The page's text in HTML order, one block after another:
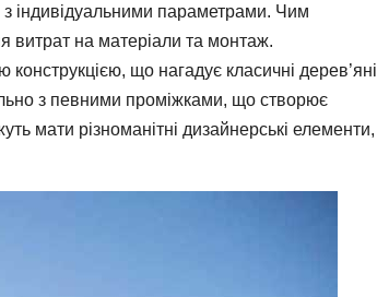
індивідуальними параметрами. Чим
витрат на матеріали та монтаж.
що нагадує класичні дерев’яні
з певними проміжками, що створює
мати різноманітні дизайнерські елементи,